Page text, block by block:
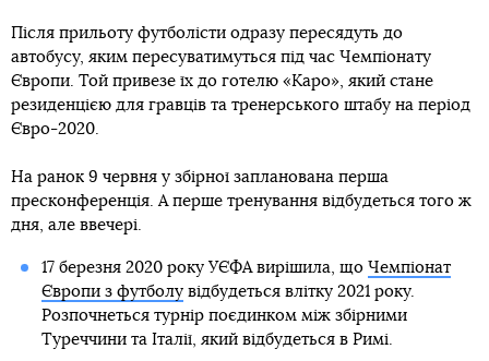
Після прильоту футболісти одразу пересядуть до
автобусу, яким пересуватимуться під час Чемпіонату
Європи. Той привезе їх до готелю «Каро», який стане
резиденцією для гравців та тренерського штабу на період
Євро-2020.
На ранок 9 червня у збірної запланована перша
пресконференція. А перше тренування відбудеться того ж
дня, але ввечері.
17 березня 2020 року УЄФА вирішила, що Чемпіонат
Європи з футболувідбудеться влітку 2021 року.
Розпочнеться турнір поєдинком між збірними
Туреччини та Італії, який відбудеться в Римі.